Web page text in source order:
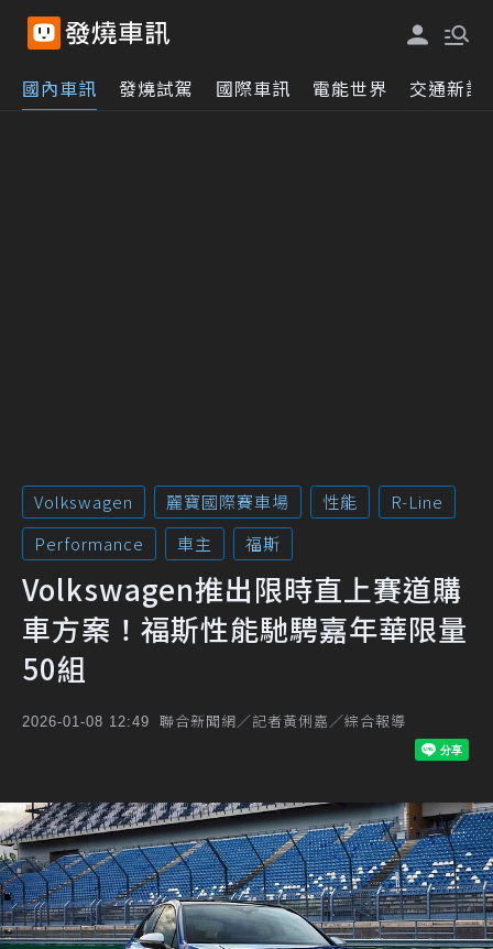
國內車訊 發燒試駕 國際車訊 電能世界 交通新訊
Volkswagen 麗寶國際賽車場 性能
R-Line
Performance
車主 福斯
Volkswagen推出限時直上賽道購
車方案！福斯性能馳騁嘉年華限量
50組
2026-01-08 12:49 聯合新聞網／記者黃俐嘉／綜合報導